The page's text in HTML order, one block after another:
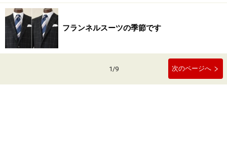
フランネルスーツの季節です
1/9 次のページへ